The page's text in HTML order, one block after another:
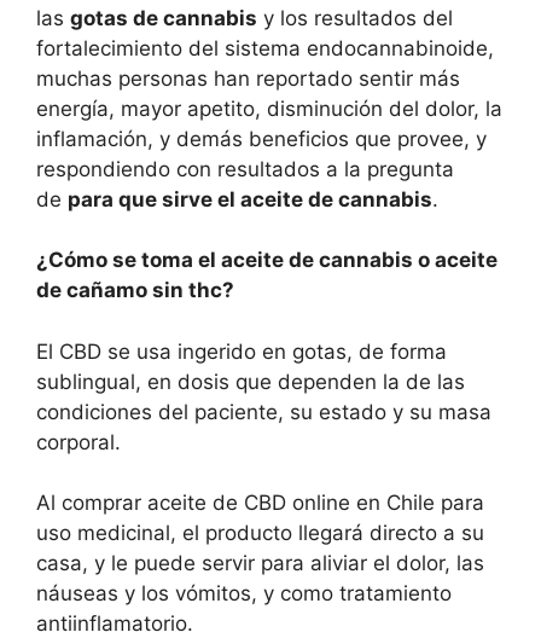
las gotas de cannabis y los resultados del
fortalecimiento del sistema endocannabinoide,
muchas personas han reportado sentir más
energía, mayor apetito, disminución del dolor, la
inflamación, y demás beneficios que provee, y
respondiendo con resultados a la pregunta
de para que sirve el aceite de cannabis.
¿Cómo se toma el aceite de cannabis o aceite
de cañamo sin thc?
El CBD se usa ingerido en gotas, de forma
sublingual, en dosis que dependen la de las
condiciones del paciente, su estado y su masa
corporal.
Al comprar aceite de CBD online en Chile para
uso medicinal, el producto llegará directo a su
casa, y le puede servir para aliviar el dolor, las
náuseas y los vómitos, y como tratamiento
antiinflamatorio.